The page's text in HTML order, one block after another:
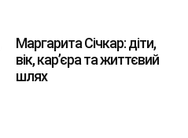
Маргарита Січкар: діти,
вік, кар’єра та життєвий
шлях